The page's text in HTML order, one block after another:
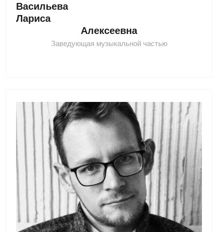
Васильева
Лариса
Алексеевна
Заведующая музыкальной частью